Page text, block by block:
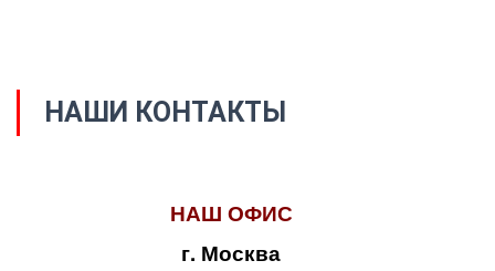
НАШИ КОНТАКТЫ
НАШ ОФИС
г. Москва